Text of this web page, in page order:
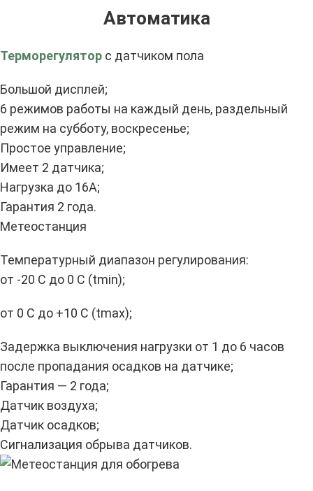
Автоматика
Терморегулятор с датчиком пола
Большой дисплей;
6 режимов работы на каждый день, раздельный
режим на субботу, воскресенье;
Простое управление;
Имеет 2 датчика;
Нагрузка до 16А;
Гарантия 2 года.
Метеостанция
Температурный диапазон регулирования:
от -20 С до 0 С (tmin);
от 0 С до +10 С (tmax);
Задержка выключения нагрузки от 1 до 6 часов
после пропадания осадков на датчике;
Гарантия — 2 года;
Датчик воздуха;
Датчик осадков;
Сигнализация обрыва датчиков.